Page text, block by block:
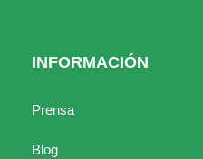
INFORMACIÓN
Prensa
Blog